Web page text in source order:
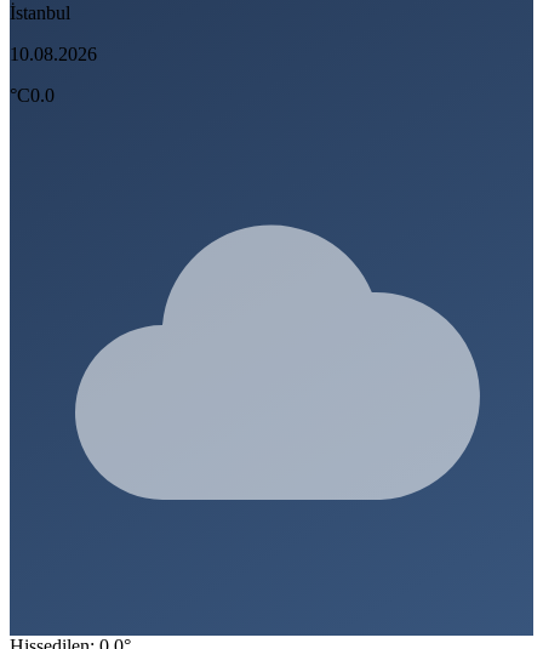
İstanbul
10.08.2026
°C0.0